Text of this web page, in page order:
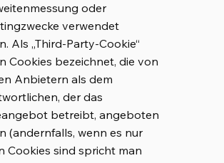
oder
verwendet
Als „Third-Party-Cookie“
Cookies bezeichnet, die von
Anbietern als dem
der das
betreibt, angeboten
(andernfalls, wenn es nur
Cookies sind spricht man